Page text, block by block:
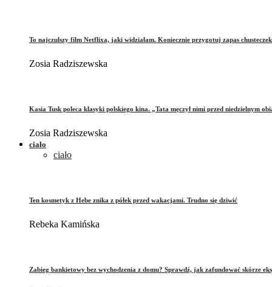
To najczulszy film Netflixa, jaki widziałam. Koniecznie przygotuj zapas chusteczek
Zosia Radziszewska
Kasia Tusk poleca klasyki polskiego kina. „Tata męczył nimi przed niedzielnym
Zosia Radziszewska
ciało
ciało
Ten kosmetyk z Hebe znika z półek przed wakacjami. Trudno się dziwić
Rebeka Kamińska
Zabieg bankietowy bez wychodzenia z domu? Sprawdź, jak zafundować skórze